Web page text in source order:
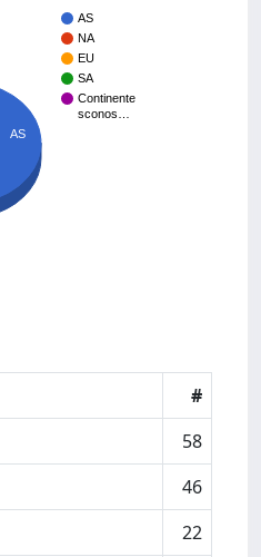
AS
NA
EU
SA
Continente
sconos…
AS
#
58
46
22